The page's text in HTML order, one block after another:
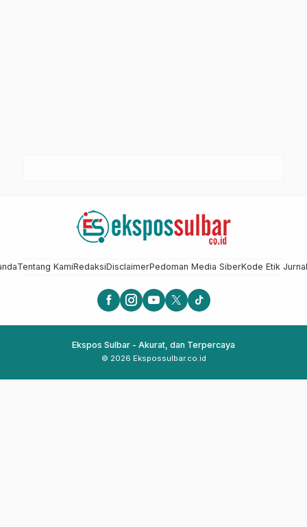
Tentang KamiRedaksiDisclaimerPedoman Media SiberKode Etik
Ekspos Sulbar - Akurat, dan Terpercaya
© 2026 Ekspossulbar.co.id